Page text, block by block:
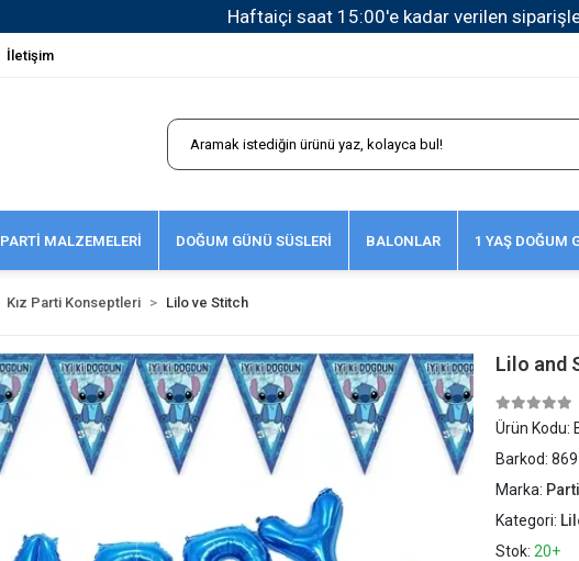
1500 TL ve Üzeri Kargo
İletişim
PARTİ MALZEMELERİ DOĞUM GÜNÜ SÜSLERİ BALONLAR 1 YAŞ DOĞUM
Kız Parti Konseptleri Lilo ve Stitch
Lilo and
Ürün Kodu:
Barkod:
Marka:
Kategori:
Stok: 20+